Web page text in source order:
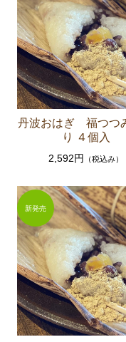
丹波おはぎ 福つつ
り ４個入
2,592円 （税込み）